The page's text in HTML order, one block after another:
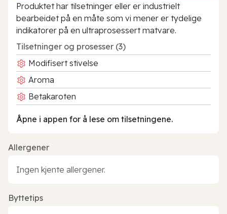
Produktet har tilsetninger eller er industrielt
bearbeidet på en måte som vi mener er tydelige
indikatorer på en ultraprosessert matvare.
Tilsetninger og prosesser (3)
Modifisert stivelse
Aroma
Betakaroten
Åpne i appen for å lese om tilsetningene.
Allergener
Ingen kjente allergener.
Byttetips